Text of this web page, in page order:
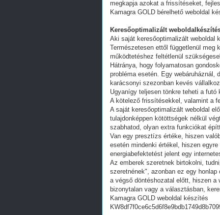
megkapja azokat a frissítéseket,
Kamagra GOLD bérelhető weboldal
Keresőoptimalizált
Aki saját keresőoptimalizált weboldal
Természetesen ettől függetlenül meg
működtetéshez feltétlenül
Hátránya, hogy folyamatosan
probléma esetén. Egy webáruháznál,
karácsonyi szezonban kevés
Ugyanígy teljesen tönkre teheti a futó
A kötelező frissítésekkel, valamint a
A saját keresőoptimalizált weboldal
tulajdonképpen kötöttségek nélkül
szabhatod, olyan extra funkciókat
Van egy presztízs értéke, hiszen
esetén mindenki értékel, hiszen
energiabefektetést jelent egy
Az emberek szeretnek birtokolni,
szeretnének", azonban ez egy
a végső döntéshozatal előtt, hiszen a
bizonytalan vagy a választásban,
Kamagra GOLD weboldal készítés